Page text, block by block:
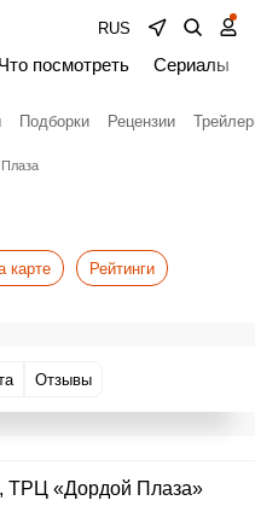
RUS
Что посмотреть Сериалы
Подборки Рецензии
карте Рейтинги
Отзывы
ТРЦ «Дордой Плаза»